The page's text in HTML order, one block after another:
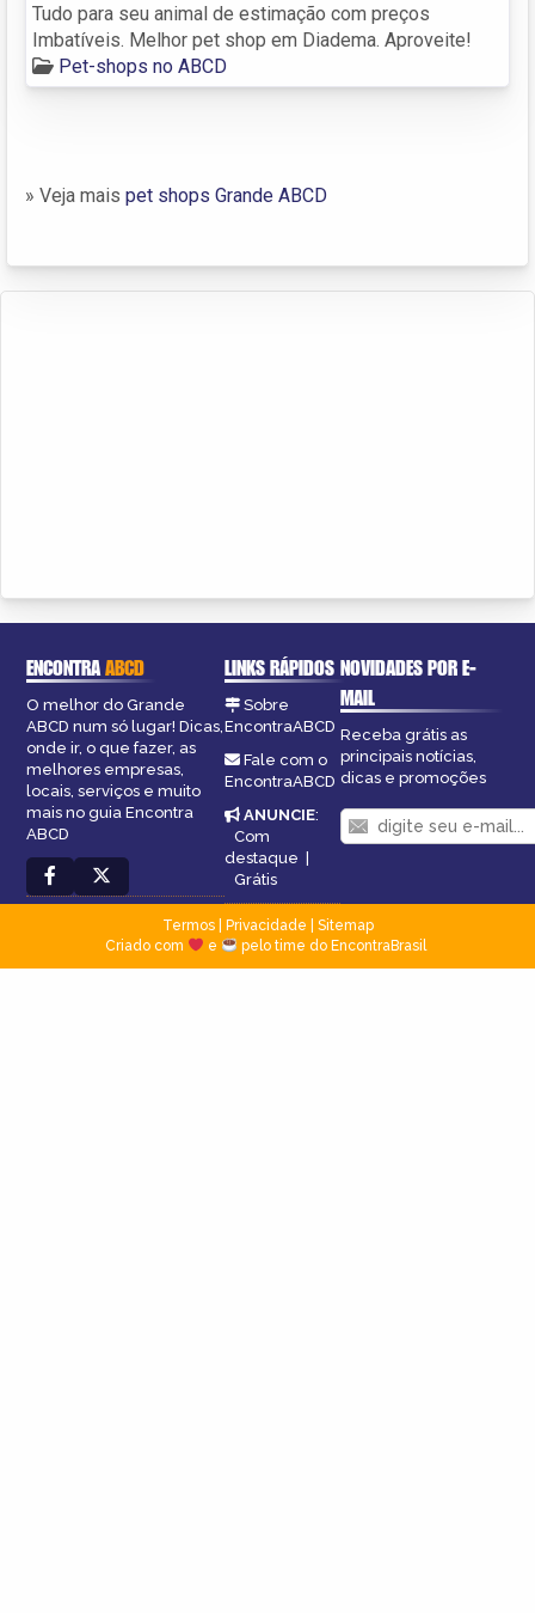
Tudo para seu animal de estimação com preços
Imbatíveis. Melhor pet shop em Diadema. Aproveite!
Pet-shops no ABCD
» Veja mais pet shops Grande ABCD
ENCONTRAABCD
O melhor do Grande
ABCD num só lugar! Dicas,
onde ir, o que fazer, as
melhores empresas,
locais, serviços e muito
mais no guia Encontra
ABCD
LINKS RÁPIDOS
Sobre
EncontraABCD
Fale com o
EncontraABCD
ANUNCIE:
Com
destaque |
Grátis
NOVIDADES POR E-
MAIL
Receba grátis as
principais notícias,
dicas e promoções
Termos| Privacidade
Sitemap
Criado com
e pelo time do EncontraBrasil